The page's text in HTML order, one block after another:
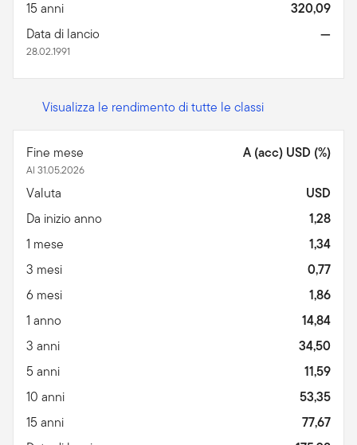
15 anni
320,09
Data di lancio
28.02.1991
—
Visualizza le rendimento di tutte le classi
Fine mese
Al 31.05.2026
A (acc) USD (%)
Valuta
USD
Da inizio anno
1,28
1 mese
1,34
3 mesi
0,77
6 mesi
1,86
1 anno
14,84
3 anni
34,50
5 anni
11,59
10 anni
53,35
15 anni
77,67